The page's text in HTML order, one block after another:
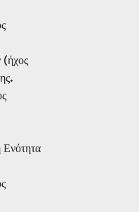
(ήχος
Ενότητα